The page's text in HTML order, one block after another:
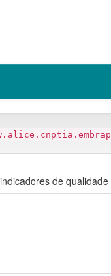
de